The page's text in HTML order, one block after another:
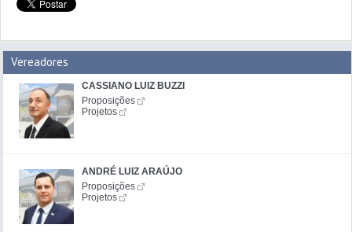
Vereadores
CASSIANO LUIZ BUZZI
Proposições
Projetos
ANDRÉ LUIZ ARAÚJO
Proposições
Projetos